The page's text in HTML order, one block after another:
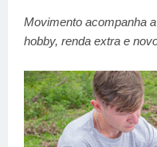
Movimento acompanha
hobby, renda extra e